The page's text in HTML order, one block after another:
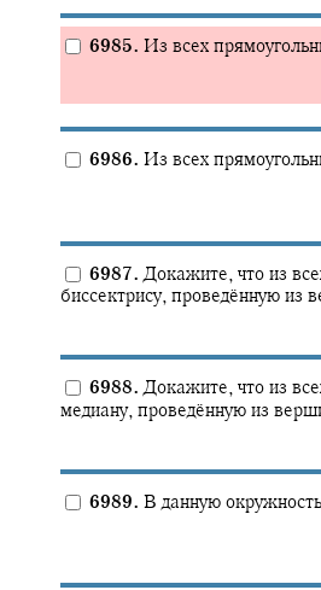
6985. Из всех
6986. Из всех
6987. Докажите, что из
биссектрису, проведённую из
6988. Докажите, что из
медиану, проведённую из
6989. В данную